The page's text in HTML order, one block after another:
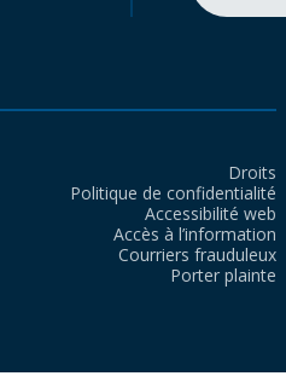
Droits
Politique de confidentialité
Accessibilité web
Accès à l’information
Courriers frauduleux
Porter plainte